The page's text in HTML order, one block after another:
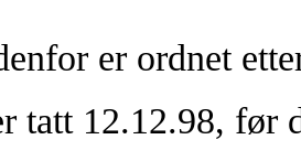
er ordnet
tatt 12.12.98, før